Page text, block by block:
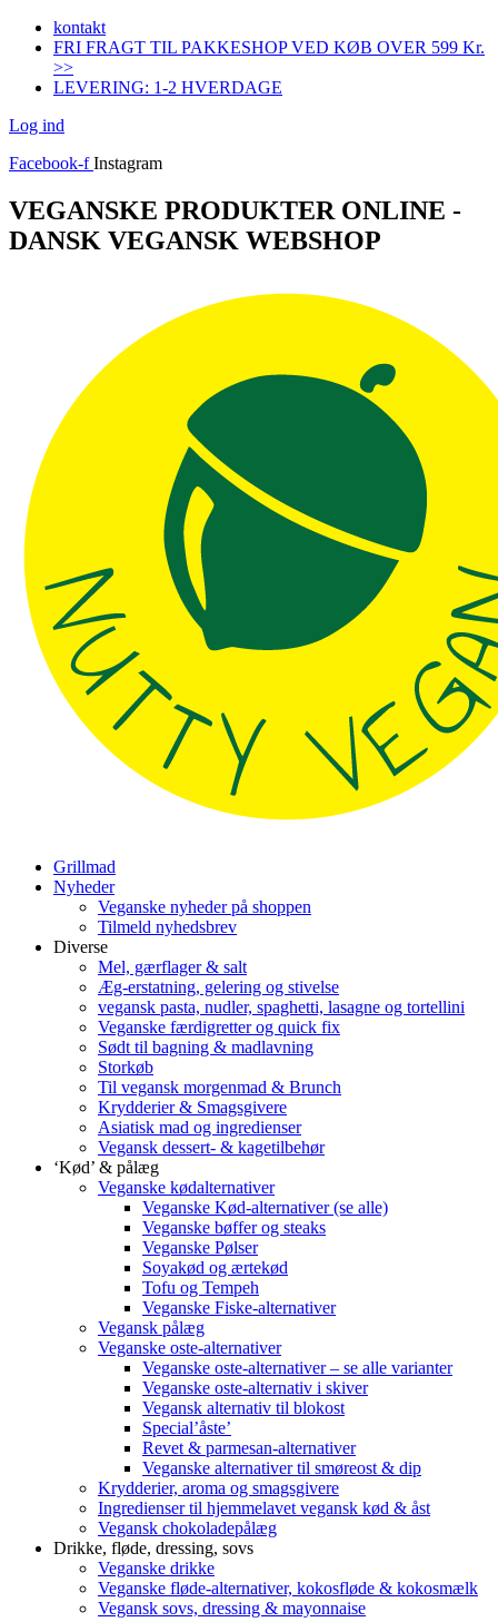
Videre
indhold
kontakt
FRI FRAGT TIL PAKKESHOP VED KØB OVER 599 Kr.
>>
LEVERING: 1-2 HVERDAGE
Log ind
Facebook-f Instagram
VEGANSKE PRODUKTER ONLINE -
DANSK VEGANSK WEBSHOP
Grillmad
Nyheder
Veganske nyheder på shoppen
Tilmeld nyhedsbrev
Diverse
Mel, gærflager & salt
Æg-erstatning, gelering og stivelse
vegansk pasta, nudler, spaghetti, lasagne og tortellini
Veganske færdigretter og quick fix
Sødt til bagning & madlavning
Storkøb
Til vegansk morgenmad & Brunch
Krydderier & Smagsgivere
Asiatisk mad og ingredienser
Vegansk dessert- & kagetilbehør
‘Kød’ & pålæg
Veganske kødalternativer
Veganske Kød-alternativer (se alle)
Veganske bøffer og steaks
Veganske Pølser
Soyakød og ærtekød
Tofu og Tempeh
Veganske Fiske-alternativer
Vegansk pålæg
Veganske oste-alternativer
Veganske oste-alternativer – se alle varianter
Veganske oste-alternativ i skiver
Vegansk alternativ til blokost
Special’åste’
Revet & parmesan-alternativer
Veganske alternativer til smøreost & dip
Krydderier, aroma og smagsgivere
Ingredienser til hjemmelavet vegansk kød & åst
Vegansk chokoladepålæg
Drikke, fløde, dressing, sovs
Veganske drikke
Veganske fløde-alternativer, kokosfløde & kokosmælk
Vegansk sovs, dressing & mayonnaise